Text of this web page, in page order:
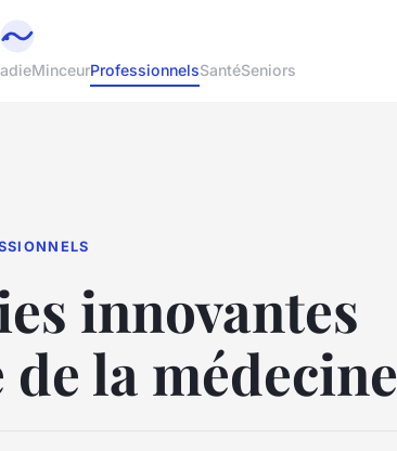
MinceurProfessionnelsSantéSeniors
innovantes
la médecine